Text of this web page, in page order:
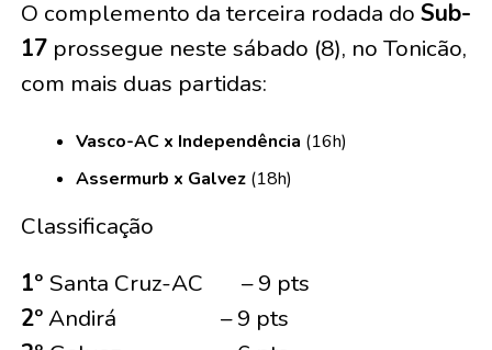
O complemento da terceira rodada do Sub-
17prossegue neste sábado (8), no Tonicão,
com mais duas partidas:
Vasco-AC x Independência (16h)
Assermurb x Galvez(18h)
Classificação
1º Santa Cruz-AC – 9 pts
2ºAndirá – 9 pts